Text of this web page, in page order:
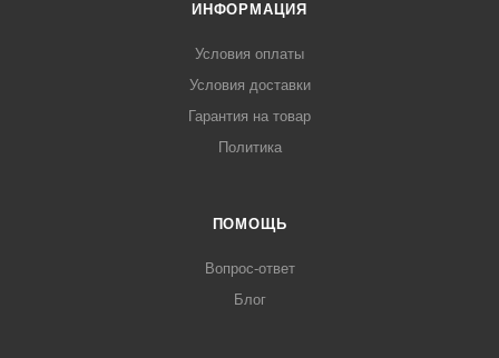
ИНФОРМАЦИЯ
Условия оплаты
Условия доставки
Гарантия на товар
Политика
ПОМОЩЬ
Вопрос-ответ
Блог